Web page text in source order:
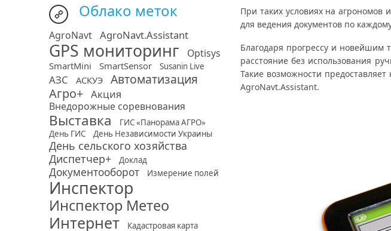
Облако меток
AgroNavt AgroNavt.Assistant
GPS мониторинг Optisys
SmartMini SmartSensor Susanin Live
АЗС АСКУЭ
Автоматизация
Агро+ Акция
Внедорожные соревнования
Выставка
ГИС «Панорама АГРО»
День ГИС
День Независимости Украины
День сельского хозяйства
Диспетчер+
Доклад
Документооборот Измерение полей
Инспектор
Инспектор Метео
Интернет
Кадастровая карта
При таких условиях на агрономов
для ведения документов по
Благодаря прогрессу и новейшим
расстояние без использования
Такие возможности
AgroNavt.Assistant.